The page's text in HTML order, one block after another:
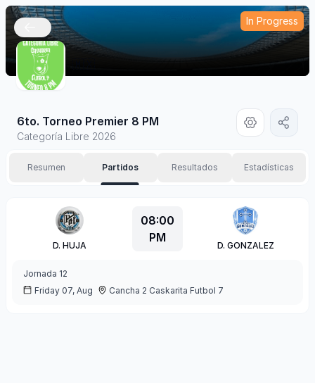
In Progress
6to. Torneo Premier 8 PM
Categoría Libre 2026
Resumen Partidos Resultados Estadísticas
D. HUJA
08:00
PM
D. GONZALEZ
Jornada 12
Friday 07, Aug
Cancha 2 Caskarita Futbol 7